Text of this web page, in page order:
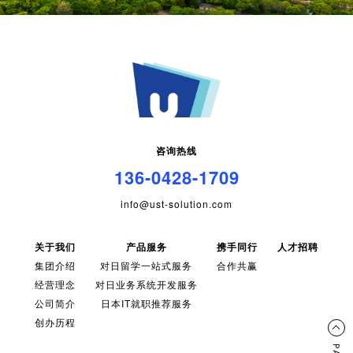
咨询热线
136-0428-1709
info@ust-solution.com
关于我们
集团介绍
经营理念
公司简介
创办历程
产品服务
对日留学一站式服务
对日业务系统开发服务
日本IT就职推荐服务
携手同行
合作共赢
人才招聘